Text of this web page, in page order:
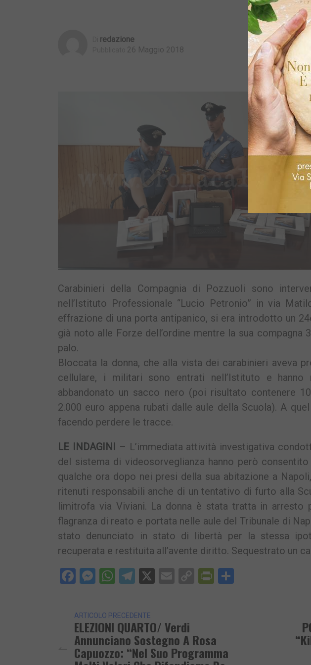
Redazione
26 Maggio 2018
Carabinieri della Compagnia di Pozzuoli sono
nell’Istituto Professionale “Lucio Petronio” in via
effrazione di una porta antipanico, si era introdotto un
già noto alle Forze dell’ordine mentre la sua compagna
palo.
Bloccata la donna, che alla vista dei carabinieri aveva
cellulare, i militari sono entrati nell’Istituto e hanno
abbandonato un sacco nero (poi risultato contenere
2.000 euro appena rubati dalle aule della Scuola). A
facendo perdere le tracce.
LE INDAGINI
– L’immediata attività investigativa
del sistema di videosorveglianza hanno però
qualche ora dopo nei presi della sua abitazione a
ritenuti responsabili anche di un tentativo di furto alla
limitrofa via Viviani. La donna è stata tratta in arresto
flagranza di reato e portata nelle aule del Tribunale di
stato denunciato in stato di libertà per la stessa
recuperata e restituita all’avente diritto. Sequestrato un
Facebook
Messenger
WhatsApp
Telegram
X EmailCopyPrintFriendly
ARTICOLO PRECEDENTE
ELEZIONI QUARTO/ Verdi
Annunciano Sostegno A Rosa
Capuozzo: “Nel Suo Programma